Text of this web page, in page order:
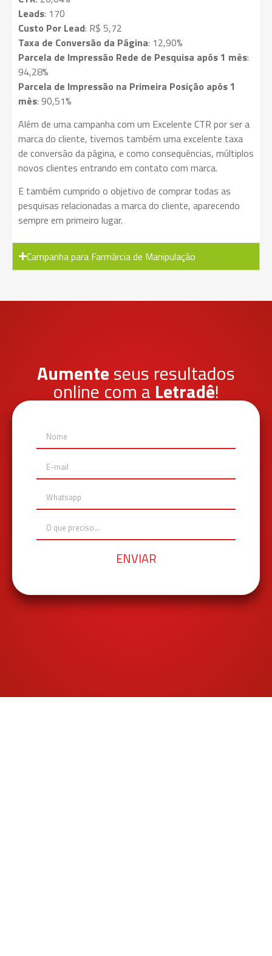
Leads: 170
Custo Por Lead: R$ 5,72
Taxa de Conversão da Página: 12,90%
Parcela de Impressão Rede de Pesquisa após 1 mês:
94,28%
Parcela de Impressão na Primeira Posição após 1
mês: 90,51%
Além de uma campanha com um Excelente CTR por ser a
marca do cliente, tivemos também uma excelente taxa
de conversão da página, e como consequências, múltiplos
novos clientes entrando em contato com marca.
E também cumprido o objetivo de comprar todas as
pesquisas relacionadas a marca do cliente, aparecendo
sempre em primeiro lugar.
Campanha para Farmárcia de Manipulação
Aumenteseus resultados
online com a Letradê!
ENVIAR